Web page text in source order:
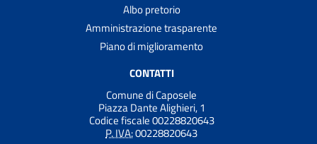
Albo pretorio
Amministrazione trasparente
Piano di miglioramento
CONTATTI
Comune di Caposele
Piazza Dante Alighieri, 1
Codice fiscale 00228820643
P. IVA:00228820643